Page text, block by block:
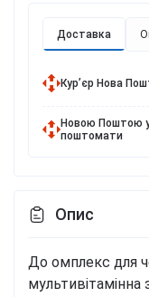
Доставка
Курʼєр Нова
Новою Поштою
поштомати
Опис
До омплекс для
мультивітамінна